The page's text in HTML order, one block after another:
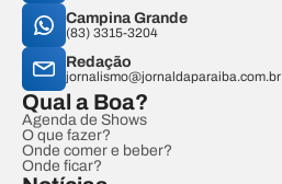
Campina Grande
(83) 3315-3204
Redação
jornalismo@jornaldaparaiba.com.br
Qual a Boa?
Agenda de Shows
O que fazer?
Onde comer e beber?
Onde ficar?